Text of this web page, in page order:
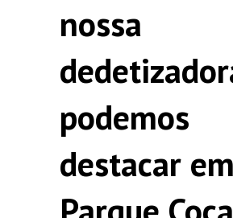
nossa
podemos
destacar em